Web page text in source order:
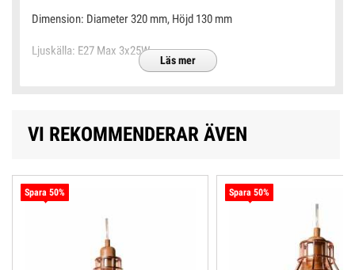
Dimension: Diameter 320 mm, Höjd 130 mm
Ljuskälla: E27 Max 3x25W
Läs mer
VI REKOMMENDERAR ÄVEN
Spara 50% Spara 50%